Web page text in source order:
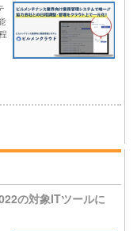
の対象ITツールに